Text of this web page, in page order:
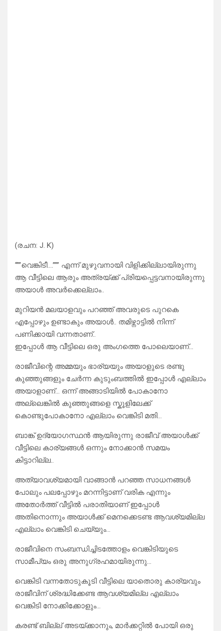
(രചന: J. K)
“””വെങ്കിടീ….””” എന്ന് മുഴുവനായി വിളിക്കില്ലായിരുന്നു
ആ വീട്ടിലെ ആരും അത്രയ്ക്ക് പ്രിയപ്പെട്ടവനായിരുന്നു
അയാൾ അവർക്കെല്ലാം..
മുറിയൻ മലയാളവും പറഞ്ഞ് അവരുടെ പുറകെ
എപ്പോഴും ഉണ്ടാകും അയാൾ.. തമിഴ്നാട്ടിൽ നിന്ന്
പണിക്കായി വന്നതാണ്..
ഇപ്പോൾ ആ വീട്ടിലെ ഒരു അംഗത്തെ പോലെയാണ്…
രാജീവിന്റെ അമ്മയും ഭാര്യയും അയാളുടെ രണ്ടു
കുഞ്ഞുങ്ങളും ചേർന്ന കുടുംബത്തിൽ ഇപ്പോൾ എല്ലാം
അയാളാണ്… ഒന്ന് അങ്ങാടിയിൽ പോകാനോ
അല്ലെങ്കിൽ കുഞ്ഞുങ്ങളെ സ്കൂളിലേക്ക്
കൊണ്ടുപോകാനോ എല്ലാം വെങ്കിടി മതി…
ബാങ്ക് ഉദ്യോഗസ്ഥൻ ആയിരുന്നു രാജീവ് അയാൾക്ക്
വീട്ടിലെ കാര്യങ്ങൾ ഒന്നും നോക്കാൻ സമയം
കിട്ടാറില്ല..
അത്യാവശ്യമായി വാങ്ങാൻ പറഞ്ഞ സാധനങ്ങൾ
പോലും പലപ്പോഴും മറന്നിട്ടാണ് വരിക എന്നും
അതോർത്ത് വീട്ടിൽ പരാതിയാണ് ഇപ്പോൾ
അതിനൊന്നും അയാൾക്ക് മെനക്കെടണ്ട ആവശ്യമില്ല
എല്ലാം വെങ്കിടി ചെയ്യും…
രാജീവിനെ സംബന്ധിച്ചിടത്തോളം വെങ്കിടിയുടെ
സാമീപ്യം ഒരു അനുഗ്രഹമായിരുന്നു…
വെങ്കിടി വന്നതോടുകൂടി വീട്ടിലെ യാതൊരു കാര്യവും
രാജീവിന് ശ്രദ്ധിക്കേണ്ട ആവശ്യമില്ല എല്ലാം
വെങ്കിടി നോക്കിക്കോളും…
കരണ്ട് ബില്ല് അടയ്ക്കാനും, മാർക്കറ്റിൽ പോയി ഒരു